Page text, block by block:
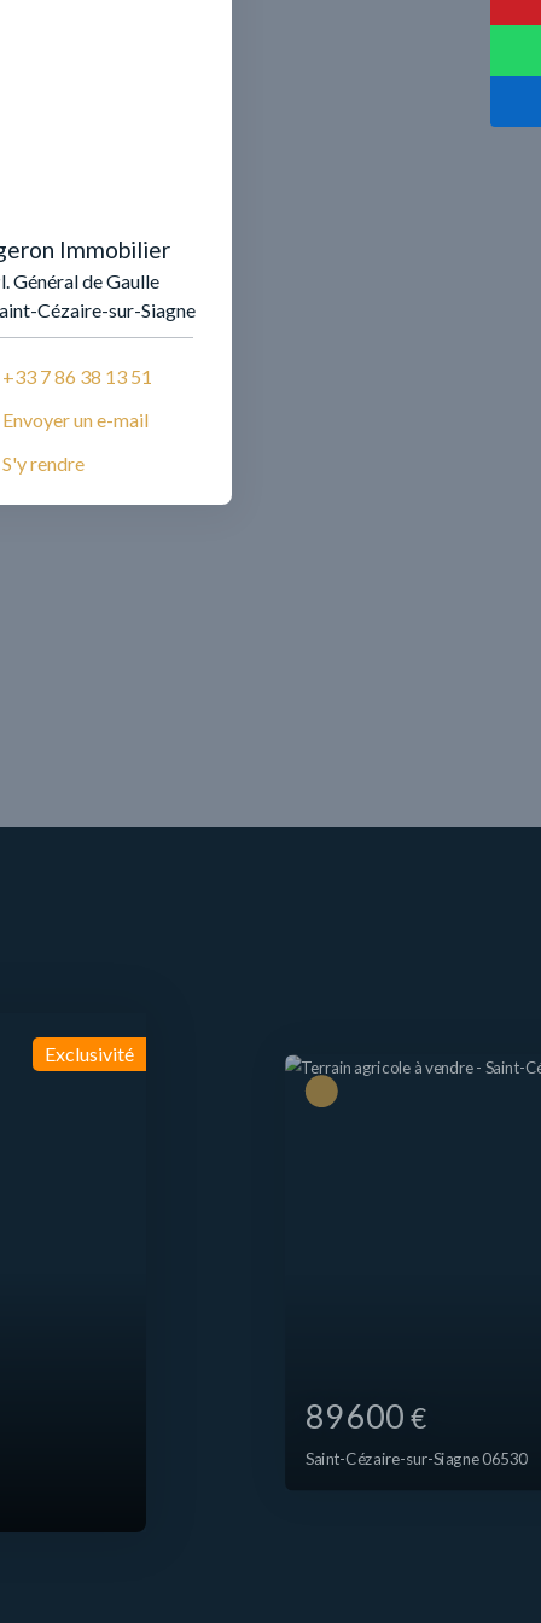
Immobilier
Général de Gaulle
Cézaire-sur-Siagne
+33 7 86 38 13 51
Envoyer un e-mail
S'y rendre
Exclusivité
89 600 €
Saint-Cézaire-sur-Siagne 06530